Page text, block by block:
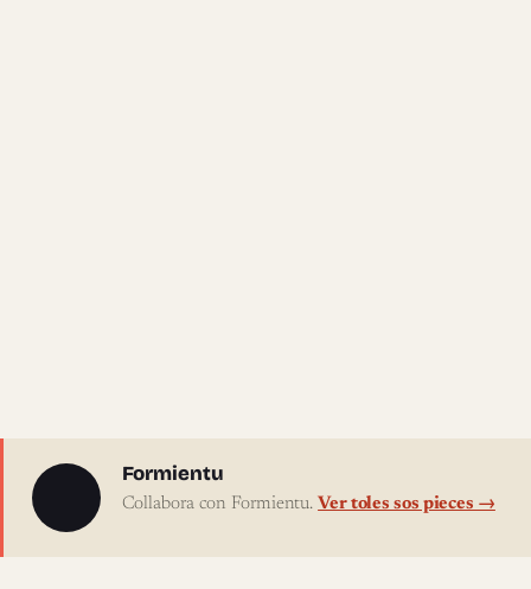
Sobre l'autor
Formientu
Collabora con Formientu. Ver toles sos pieces →